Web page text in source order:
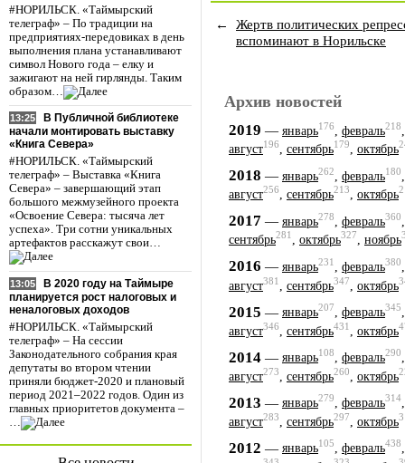
#НОРИЛЬСК. «Таймырский
телеграф» – По традиции на
предприятиях-передовиках в день
выполнения плана устанавливают
символ Нового года – елку и
зажигают на ней гирлянды. Таким
образом…
13:25
В Публичной библиотеке
начали монтировать выставку
«Книга Севера»
#НОРИЛЬСК. «Таймырский
телеграф» – Выставка «Книга
Севера» – завершающий этап
большого межмузейного проекта
«Освоение Севера: тысяча лет
успеха». Три сотни уникальных
артефактов расскажут свои…
13:05
В 2020 году на Таймыре
планируется рост налоговых и
неналоговых доходов
#НОРИЛЬСК. «Таймырский
телеграф» – На сессии
Законодательного собрания края
депутаты во втором чтении
приняли бюджет-2020 и плановый
период 2021–2022 годов. Один из
главных приоритетов документа –
…
←
Жертв политических
вспоминают в Норильске
Архив новостей
2019 — январь176 февраль218
август196, сентябрь179, октябрь
2018 — январь262 февраль180
август256, сентябрь213, октябрь
2017 — январь278 февраль360
сентябрь281, октябрь327, ноябрь
2016 — январь231 февраль380
август381 сентябрь347 октябрь
2015 — январь207, февраль345
август346 сентябрь431 октябрь
2014 — январь108, февраль290
август273 сентябрь260 октябрь
2013 — январь279, февраль314
август283 сентябрь297 октябрь
2012 — январь105, февраль438